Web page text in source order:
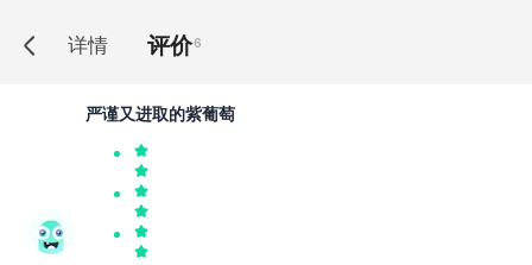
详情 评价6
严谨又进取的紫葡萄